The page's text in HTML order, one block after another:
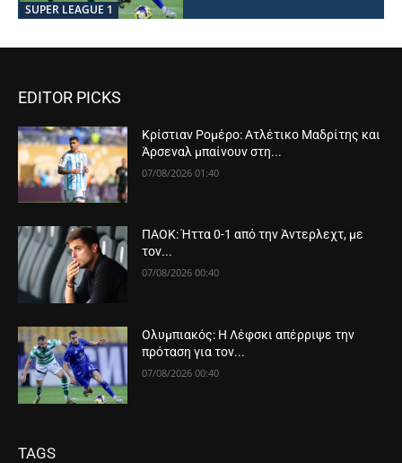
SUPER LEAGUE 1
EDITOR PICKS
Κρίστιαν Ρομέρο: Ατλέτικο Μαδρίτης και
Άρσεναλ μπαίνουν στη...
07/08/2026 01:40
ΠΑΟΚ: Ήττα 0-1 από την Άντερλεχτ, με
τον...
07/08/2026 00:40
Ολυμπιακός: Η Λέφσκι απέρριψε την
πρόταση για τον...
07/08/2026 00:40
TAGS